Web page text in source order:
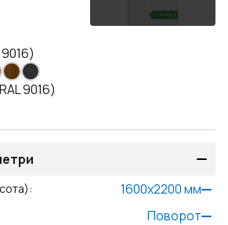
9016)
9016)
: 1600x2200мм
Поворот